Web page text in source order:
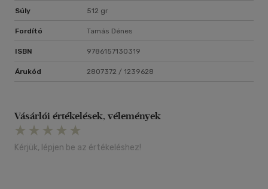
Súly 512 gr
Fordító Tamás Dénes
ISBN 9786157130319
Árukód 2807372 / 1239628
Vásárlói értékelések, vélemények
Kérjük, lépjen be az értékeléshez!